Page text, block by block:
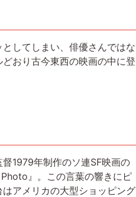
してしまい、俳優さんではな
おり古今東西の映画の中に登
1979年制作のソ連SF映画の
』。この言葉の響きにピ
アメリカの大型ショッピング